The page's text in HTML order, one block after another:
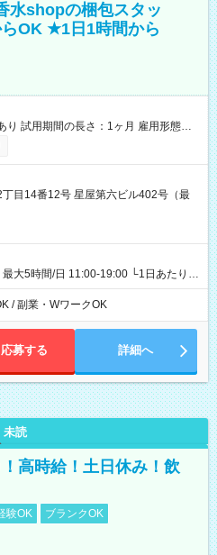
水shopの梱包スタッ
OK ★1日1時間から
り 試用期間の長さ：1ヶ月 雇用形態、
す。
目14番12号 星屋第六ビル402号（最
大5時間/日 11:00-19:00 └1日あたりの
の時間帯内であれば、いつでも勤務可
、お好きな曜日でご勤務いただけま
自由な働き方が可能なお仕事です！
/ 副業・WワークOK
応募する 詳細へ
未読
高時給！土日休み！飲
験OK
ブランクOK